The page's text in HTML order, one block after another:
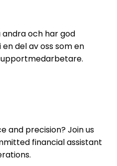
och har god
del av oss som en
and precision? Join us
financial assistant